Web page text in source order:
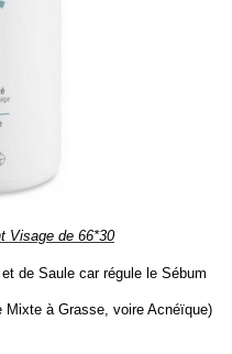
Visage de 66*30
de Saule car régule le Sébum
à Grasse, voire Acnéïque)